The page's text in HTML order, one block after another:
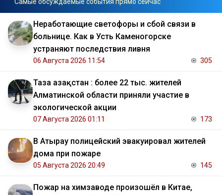
Самые обсуждаемые события прямо сейчас
Неработающие светофоры и сбой связи в
больнице. Как в Усть Каменогорске
устраняют последствия ливня
06 Августа 2026 11:54 305
Таза Қазақстан : более 22 тыс. жителей
Алматинской области приняли участие в
экологической акции
07 Августа 2026 01:11 173
В Атырау полицейский эвакуировал жителей
дома при пожаре
05 Августа 2026 20:49 145
Пожар на химзаводе произошёл в Китае,